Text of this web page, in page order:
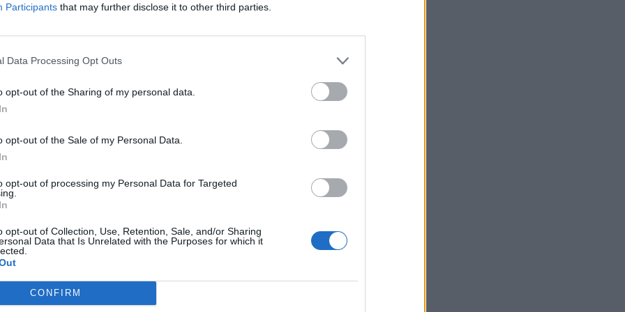
Participants that may further disclose it to other third parties.
Data Processing Opt Outs
opt-out of the Sharing of my personal data.
opt-out of the Sale of my Personal Data.
opt-out of processing my Personal Data for Targeted
opt-out of Collection, Use, Retention, Sale, and/or Sharing
Data that Is Unrelated with the Purposes for which it
CONFIRM
a leggyengébben az AT&T szerepelt, ami 5.4%-ot veszített az értékéből
a közzététele után. Az SBC 1.8%-kal csökkent...
portfolio.hu hírarchívumához tartozik, melynek olvasása előfizetéses
tartalmazza:
cikkarchívum
elmúlt 2 év napon belüli
Előfizetés
VAGY? BEJELENTKEZÉS